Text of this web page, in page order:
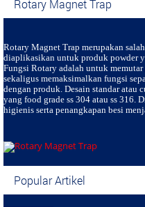
Rotary Magnet Trap
Rotary Magnet Trap merupakan
diaplikasikan untuk produk powder
Fungsi Rotary adalah untuk
sekaligus memaksimalkan fungsi
dengan produk. Desain standar atau
yang food grade ss 304 atau ss 316.
higienis serta penangkapan besi
Popular Artikel